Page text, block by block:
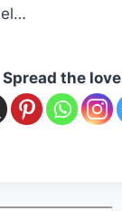
Spread the love